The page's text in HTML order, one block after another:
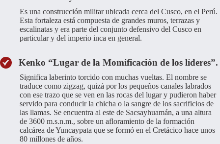
Es una construcción militar ubicada cerca del Cusco, en el Perú.
Esta fortaleza está compuesta de grandes muros, terrazas y
escalinatas y era parte del conjunto defensivo del Cusco en
particular y del imperio inca en general.
Kenko “Lugar de la Momificación de los líderes”.
Significa laberinto torcido con muchas vueltas. El nombre se
traduce como zigzag, quizá por los pequeños canales labrados
con ese trazo que se ven en las rocas del lugar y pudieron haber
servido para conducir la chicha o la sangre de los sacrificios de
las llamas. Se encuentra al este de Sacsayhuamán, a una altura
de 3600 m.s.n.m., sobre un afloramiento de la formación
calcárea de Yuncaypata que se formó en el Cretácico hace unos
80 millones de años.